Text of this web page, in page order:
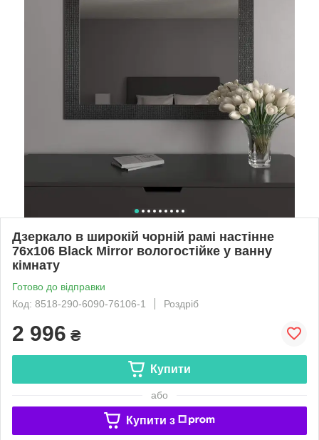
Дзеркало в широкій чорній рамі настінне
76х106 Black Mirror вологостійке у ванну
кімнату
Готово до відправки
Код: 8518-290-6090-76106-1
Роздріб
2 996 ₴
Купити
або
Купити з